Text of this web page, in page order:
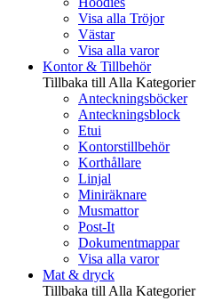
Visa alla Tröjor
Västar
Visa alla varor
Kontor & Tillbehör
Tillbaka till Alla Kategorier
Anteckningsböcker
Anteckningsblock
Etui
Kontorstillbehör
Korthållare
Linjal
Miniräknare
Musmattor
Post-It
Dokumentmappar
Visa alla varor
Mat & dryck
Tillbaka till Alla Kategorier